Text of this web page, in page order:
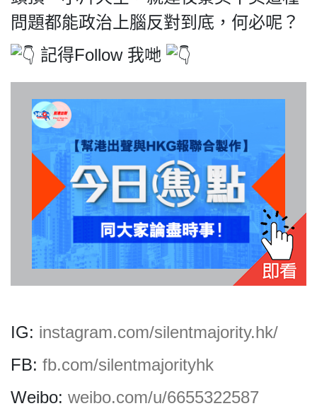
活動
關於我們
我們的立場
登記支持
問題都能政治上腦反對到底，何必呢？
記得Follow 我哋
IG: instagram.com/silentmajority.hk/
FB: fb.com/silentmajorityhk
Weibo: weibo.com/u/6655322587